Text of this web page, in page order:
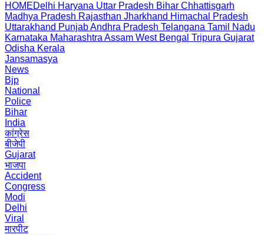
HOMEDelhi Haryana Uttar Pradesh Bihar Chhattisgarh
Madhya Pradesh Rajasthan Jharkhand Himachal Pradesh
Uttarakhand PunjabAndhra Pradesh Telangana Tamil Nadu
Karnataka Maharashtra Assam West Bengal Tripura Gujarat
Odisha Kerala
Jansamasya
News
Bjp
National
Police
Bihar
India
कांग्रेस
बीजेपी
Gujarat
भाजपा
Accident
Congress
Modi
Delhi
Viral
मारपीट